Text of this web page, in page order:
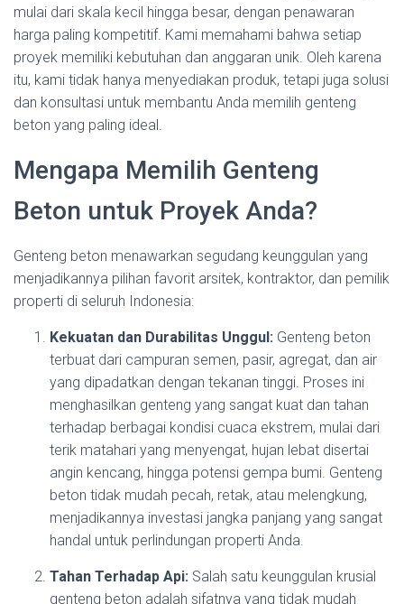
mulai dari skala kecil hingga besar, dengan penawaran
harga paling kompetitif. Kami memahami bahwa setiap
proyek memiliki kebutuhan dan anggaran unik. Oleh karena
itu, kami tidak hanya menyediakan produk, tetapi juga solusi
dan konsultasi untuk membantu Anda memilih genteng
beton yang paling ideal.
Mengapa Memilih Genteng
Beton untuk Proyek Anda?
Genteng beton menawarkan segudang keunggulan yang
menjadikannya pilihan favorit arsitek, kontraktor, dan pemilik
properti di seluruh Indonesia:
Kekuatan dan Durabilitas Unggul: Genteng beton
terbuat dari campuran semen, pasir, agregat, dan air
yang dipadatkan dengan tekanan tinggi. Proses ini
menghasilkan genteng yang sangat kuat dan tahan
terhadap berbagai kondisi cuaca ekstrem, mulai dari
terik matahari yang menyengat, hujan lebat disertai
angin kencang, hingga potensi gempa bumi. Genteng
beton tidak mudah pecah, retak, atau melengkung,
menjadikannya investasi jangka panjang yang sangat
handal untuk perlindungan properti Anda.
Tahan Terhadap Api: Salah satu keunggulan krusial
genteng beton adalah sifatnya yang tidak mudah